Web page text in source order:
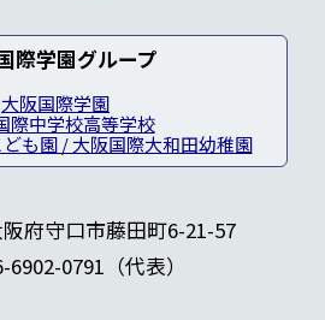
際学園グループ
大阪国際学園
際中学校高等学校
も園 / 大阪国際大和田幼稚園
府守口市藤田町6-21-57
6902-0791（代表）